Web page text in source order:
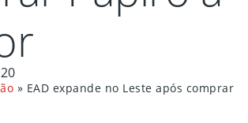
» EAD expande no Leste após comprar